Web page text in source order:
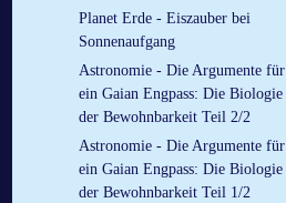
Planet Erde - Eiszauber bei
Sonnenaufgang
Astronomie - Die Argumente für
ein Gaian Engpass: Die Biologie
der Bewohnbarkeit Teil 2/2
Astronomie - Die Argumente für
ein Gaian Engpass: Die Biologie
der Bewohnbarkeit Teil 1/2